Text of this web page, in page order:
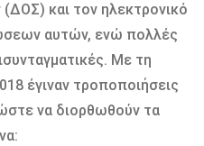
και τον ηλεκτρονικό
αυτών, ενώ πολλές
Με τη
έγιναν τροποποιήσεις
να διορθωθούν τα